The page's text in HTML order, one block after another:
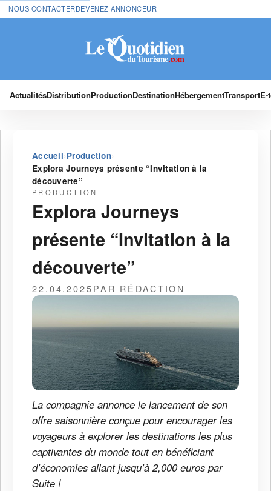
NOUS CONTACTERDEVENEZ ANNONCEUR
ActualitésDistributionProductionDestinationHébergementTransport
Accueil›Production›
Explora Journeys présente “Invitation à la
découverte”
PRODUCTION
Explora Journeys
présente “Invitation à la
découverte”
22.04.2025PAR RÉDACTION
La compagnie annonce le lancement de son
offre saisonnière conçue pour encourager les
voyageurs à explorer les destinations les plus
captivantes du monde tout en bénéficiant
d’économies allant jusqu’à 2,000 euros par
Suite !